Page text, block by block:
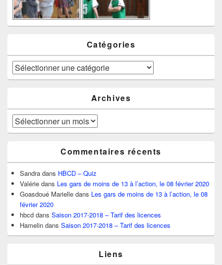
Catégories
Catégories
Archives
Archives
Commentaires récents
Sandra dans HBCD – Quiz
Valérie dans Les gars de moins de 13 à l’action, le 08 février 2020
Goasdoué Marielle dans Les gars de moins de 13 à l’action, le 08
février 2020
hbcd dans Saison 2017-2018 – Tarif des licences
Hamelin dans Saison 2017-2018 – Tarif des licences
Liens